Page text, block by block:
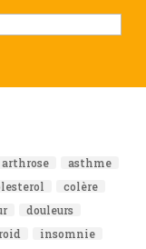
arthrose
asthme
colère
douleurs
insomnie